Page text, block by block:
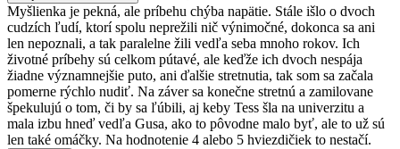
Myšlienka je pekná, ale príbehu chýba napätie. Stále išlo o dvoch
cudzích ľudí, ktorí spolu neprežili nič výnimočné, dokonca sa ani
len nepoznali, a tak paralelne žili vedľa seba mnoho rokov. Ich
životné príbehy sú celkom pútavé, ale keďže ich dvoch nespája
žiadne významnejšie puto, ani ďalšie stretnutia, tak som sa začala
pomerne rýchlo nudiť. Na záver sa konečne stretnú a zamilovane
špekulujú o tom, či by sa ľúbili, aj keby Tess šla na univerzitu a
mala izbu hneď vedľa Gusa, ako to pôvodne malo byť, ale to už sú
len také omáčky. Na hodnotenie 4 alebo 5 hviezdičiek to nestačí.